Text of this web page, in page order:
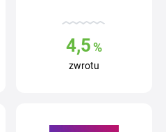
4,5%
zwrotu